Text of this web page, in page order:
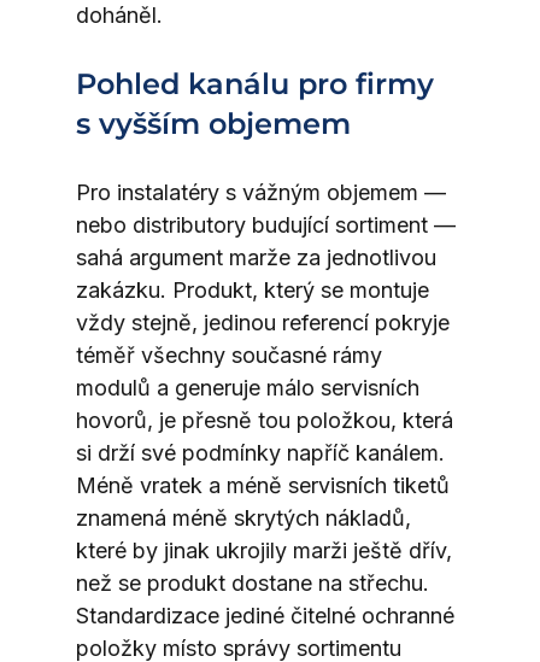
doháněl.
Pohled kanálu pro firmy
s vyšším objemem
Pro instalatéry s vážným objemem —
nebo distributory budující sortiment —
sahá argument marže za jednotlivou
zakázku. Produkt, který se montuje
vždy stejně, jedinou referencí pokryje
téměř všechny současné rámy
modulů a generuje málo servisních
hovorů, je přesně tou položkou, která
si drží své podmínky napříč kanálem.
Méně vratek a méně servisních tiketů
znamená méně skrytých nákladů,
které by jinak ukrojily marži ještě dřív,
než se produkt dostane na střechu.
Standardizace jediné čitelné ochranné
položky místo správy sortimentu